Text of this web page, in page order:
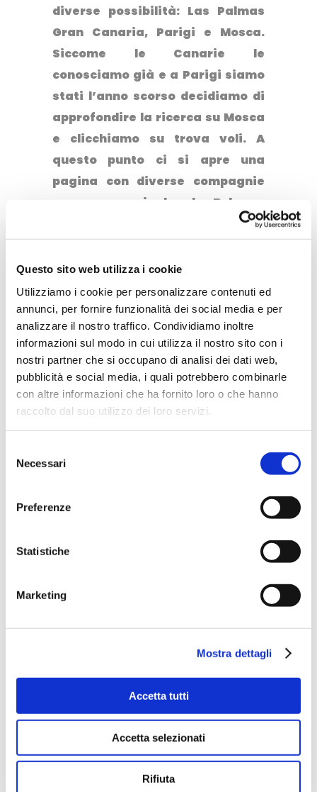
Questo sito web utilizza i cookie
Utilizziamo i cookie per personalizzare contenuti ed
annunci, per fornire funzionalità dei social media e per
analizzare il nostro traffico. Condividiamo inoltre
informazioni sul modo in cui utilizza il nostro sito con i
nostri partner che si occupano di analisi dei dati web,
pubblicità e social media, i quali potrebbero combinarle
con altre informazioni che ha fornito loro o che hanno
raccolto dal suo utilizzo dei loro servizi.
delNecessari
Preferenze
Statistiche
Marketing
Mostra dettagli
Accetta tutti
Accetta selezionati
Rifiuta
diverse possibilità: Las Palmas
Gran Canaria, Parigi e Mosca.
Siccome le Canarie le
conosciamo già e a Parigi siamo
stati l’anno scorso decidiamo di
approfondire la ricerca su Mosca
e clicchiamo su trova voli. A
questo punto ci si apre una
pagina con diverse compagnie
aeree e orari che da Bologna
volano su Mosca e il gioco è fatto,
non ci resta che prenotare. Mosca
arriviamo (e mi sa che
prenotiamo per davvero!)
photo credits mosca
bbmexplorer
KAYAK Explore e tornate a dirci
come sempre nei commenti, per
budget. Buon viaggio!
Facebook
Twitter
WhatsApp
Telegram
LinkedIn
ELISA E LUCA
20 Settembre 2016